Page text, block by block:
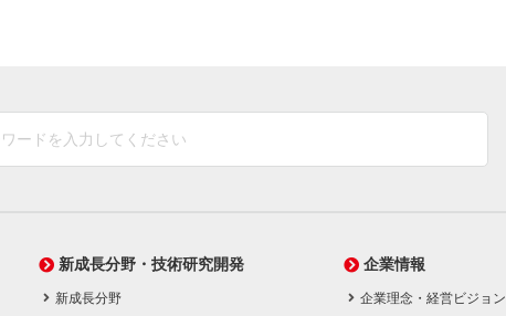
新成長分野・技術研究開発
新成長分野
企業情報
企業理念・経営ビジョン